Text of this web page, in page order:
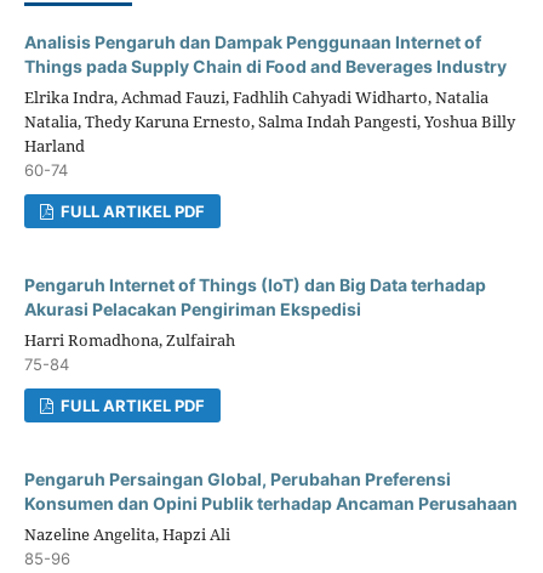
Analisis Pengaruh dan Dampak Penggunaan Internet of
Things pada Supply Chain di Food and Beverages Industry
Elrika Indra, Achmad Fauzi, Fadhlih Cahyadi Widharto, Natalia
Natalia, Thedy Karuna Ernesto, Salma Indah Pangesti, Yoshua Billy
Harland
60-74
FULL ARTIKEL PDF
Pengaruh Internet of Things (IoT) dan Big Data terhadap
Akurasi Pelacakan Pengiriman Ekspedisi
Harri Romadhona, Zulfairah
75-84
FULL ARTIKEL PDF
Pengaruh Persaingan Global, Perubahan Preferensi
Konsumen dan Opini Publik terhadap Ancaman Perusahaan
Nazeline Angelita, Hapzi Ali
85-96